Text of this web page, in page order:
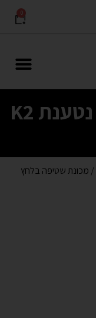
0
מכונת שטיפה בלחץ נטענת K2
/ מכונת שטיפה בלחץ